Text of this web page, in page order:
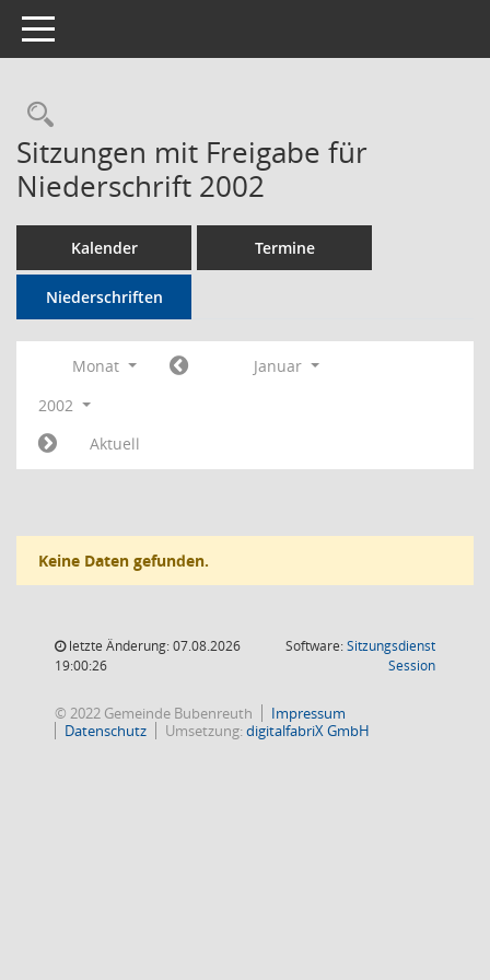
Toggle navigation
Rechercheauswahl
Sitzungen mit Freigabe für
Niederschrift 2002
Kalender Termine
Niederschriften
Monat
Januar
2002
Aktuell
Keine Daten gefunden.
letzte Änderung: 07.08.2026
19:00:26
Software:Sitzungsdienst
Session(Wird in
© 2022 Gemeinde Bubenreuth
Impressum
Datenschutz
Umsetzung:digitalfabriX GmbH